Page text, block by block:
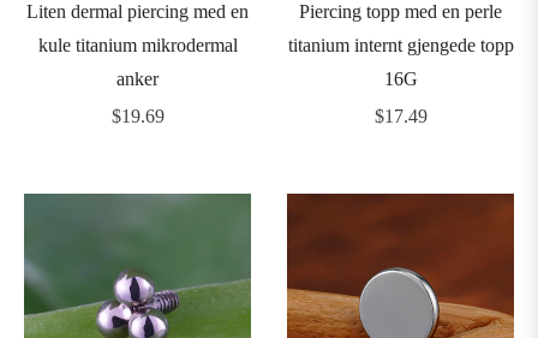
Liten dermal piercing med en
kule titanium mikrodermal
anker
Vanlig
$19.69
Piercing topp med en perle
titanium internt gjengede topp
16G
Vanlig
$17.49